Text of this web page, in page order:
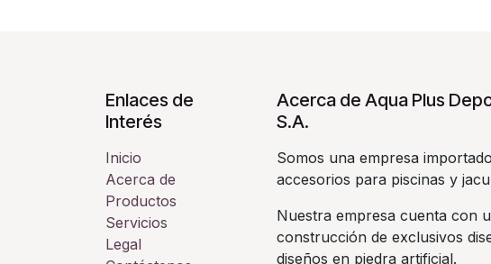
Enlaces de
Interés
Inicio
Acerca de
Productos
Servicios
Legal
Acerca de Aqua Plus
S.A.
Somos una empresa
accesorios para piscinas y
Nuestra empresa cuenta con
construcción de exclusivos
diseños en piedra artificial.